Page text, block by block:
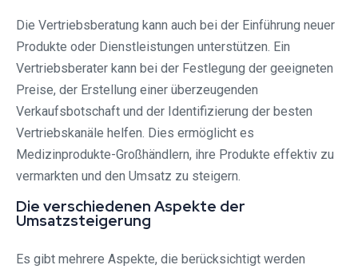
Die Vertriebsberatung kann auch bei der Einführung neuer
Produkte oder Dienstleistungen unterstützen. Ein
Vertriebsberater kann bei der Festlegung der geeigneten
Preise, der Erstellung einer überzeugenden
Verkaufsbotschaft und der Identifizierung der besten
Vertriebskanäle helfen. Dies ermöglicht es
Medizinprodukte-Großhändlern, ihre Produkte effektiv zu
vermarkten und den Umsatz zu steigern.
Die verschiedenen Aspekte der
Umsatzsteigerung
Es gibt mehrere Aspekte, die berücksichtigt werden